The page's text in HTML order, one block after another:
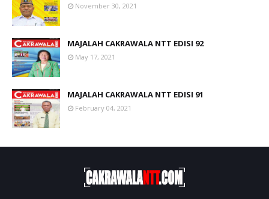
November 30, 2021
MAJALAH CAKRAWALA NTT EDISI 92
May 17, 2021
MAJALAH CAKRAWALA NTT EDISI 91
February 04, 2021